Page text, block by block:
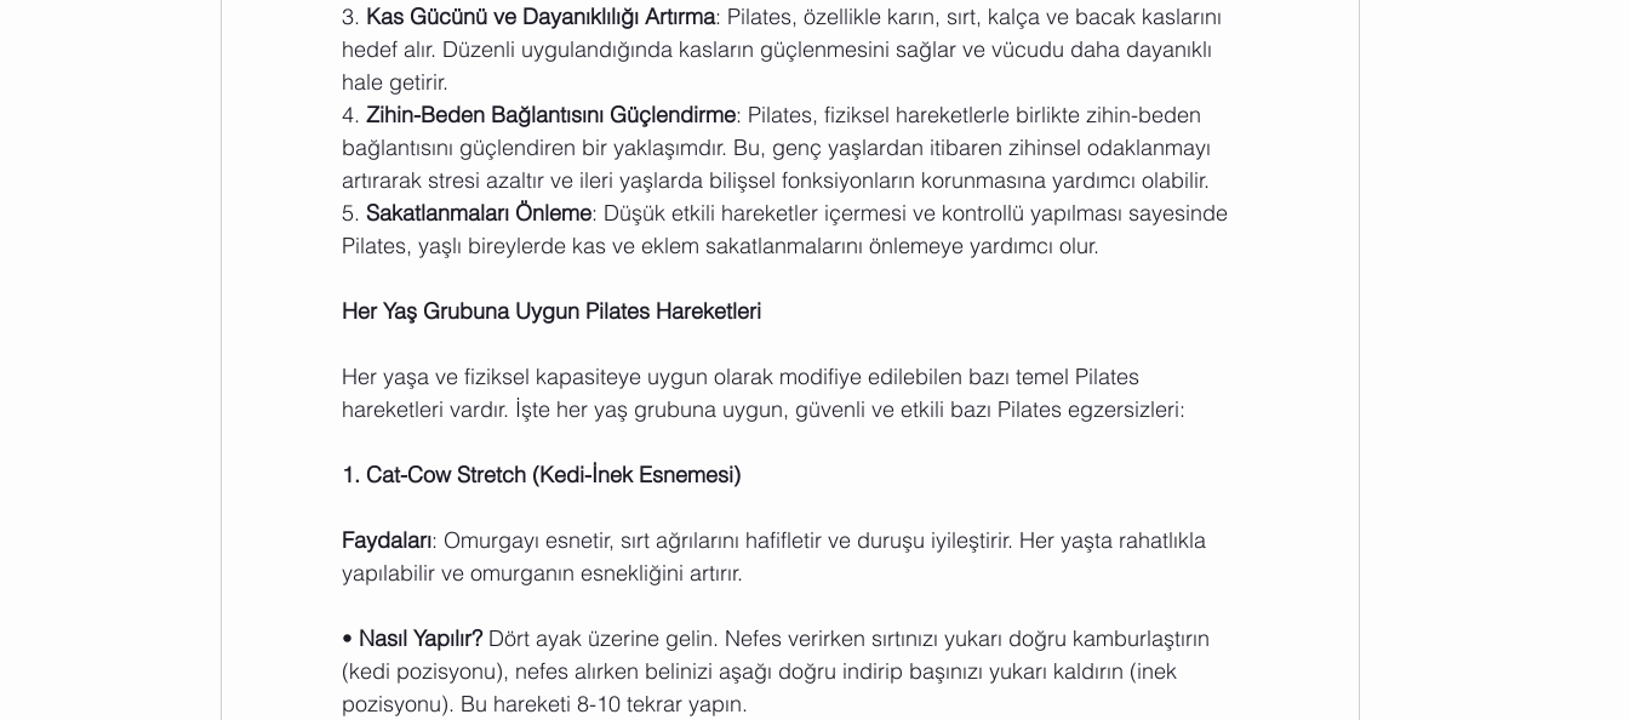
3. Kas Gücünü ve Dayanıklılığı Artırma: Pilates, özellikle karın, sırt, kalça ve bacak kaslarını
hedef alır. Düzenli uygulandığında kasların güçlenmesini sağlar ve vücudu daha dayanıklı
hale getirir.
4. Zihin-Beden Bağlantısını Güçlendirme: Pilates, fiziksel hareketlerle birlikte zihin-beden
bağlantısını güçlendiren bir yaklaşımdır. Bu, genç yaşlardan itibaren zihinsel odaklanmayı
artırarak stresi azaltır ve ileri yaşlarda bilişsel fonksiyonların korunmasına yardımcı olabilir.
5. Sakatlanmaları Önleme: Düşük etkili hareketler içermesi ve kontrollü yapılması sayesinde
Pilates, yaşlı bireylerde kas ve eklem sakatlanmalarını önlemeye yardımcı olur.
Her Yaş Grubuna Uygun Pilates Hareketleri
Her yaşa ve fiziksel kapasiteye uygun olarak modifiye edilebilen bazı temel Pilates
hareketleri vardır. İşte her yaş grubuna uygun, güvenli ve etkili bazı Pilates egzersizleri:
1. Cat-Cow Stretch (Kedi-İnek Esnemesi)
Faydaları: Omurgayı esnetir, sırt ağrılarını hafifletir ve duruşu iyileştirir. Her yaşta rahatlıkla
yapılabilir ve omurganın esnekliğini artırır.
• Nasıl Yapılır? Dört ayak üzerine gelin. Nefes verirken sırtınızı yukarı doğru kamburlaştırın
(kedi pozisyonu), nefes alırken belinizi aşağı doğru indirip başınızı yukarı kaldırın (inek
pozisyonu). Bu hareketi 8-10 tekrar yapın.